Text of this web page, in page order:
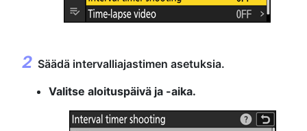
Säädä intervalliajastimen asetuksia.
Valitse aloituspäivä ja -aika.